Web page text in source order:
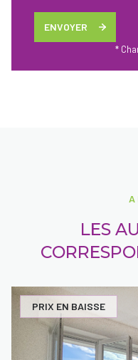
ENVOYER
*
A
LES
PRIX EN BAISSE